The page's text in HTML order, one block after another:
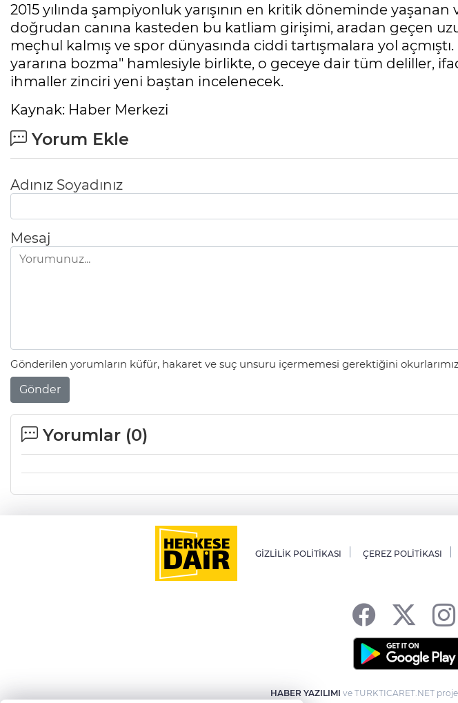
2015 yılında şampiyonluk yarışının en kritik döneminde yaşanan
doğrudan canına kasteden bu katliam girişimi, aradan geçen
meçhul kalmış ve spor dünyasında ciddi tartışmalara yol
yararına bozma" hamlesiyle birlikte, o geceye dair tüm deliller,
ihmaller zinciri yeni baştan incelenecek.
Kaynak: Haber Merkezi
Yorum Ekle
Adınız Soyadınız
Mesaj
Gönderilen yorumların küfür, hakaret ve suç unsuru içermemesi gerektiğini
Gönder
Yorumlar (0)
GİZLİLİK POLİTİKASI ÇEREZ POLİTİKASI
HABER YAZILIMI ve TURKTICARET.NET